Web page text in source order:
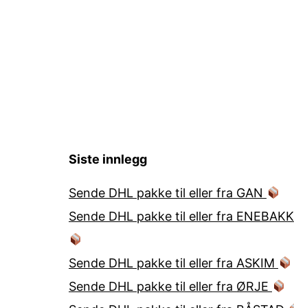
Siste innlegg
Sende DHL pakke til eller fra GAN
Sende DHL pakke til eller fra ENEBAKK
Sende DHL pakke til eller fra ASKIM
Sende DHL pakke til eller fra ØRJE